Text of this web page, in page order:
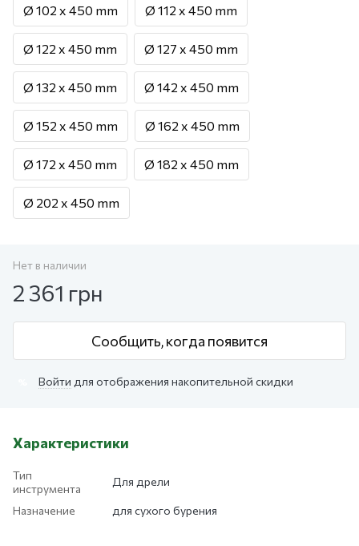
Ø 102 x 450 mm Ø 112 x 450 mm
Ø 122 x 450 mm Ø 127 x 450 mm
Ø 132 x 450 mm Ø 142 x 450 mm
Ø 152 x 450 mm Ø 162 x 450 mm
Ø 172 x 450 mm Ø 182 x 450 mm
Ø 202 x 450 mm
Нет в наличии
2 361 грн
Сообщить, когда появится
Войти для отображения накопительной скидки
Характеристики
Тип
инструмента
Для дрели
Назначение для сухого бурения